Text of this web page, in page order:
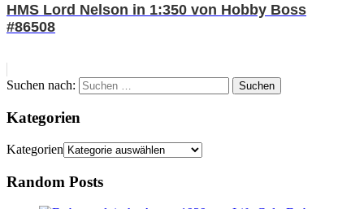
HMS Lord Nelson in 1:350 von Hobby Boss
#86508
Suchen nach: Suchen
Kategorien
Kategorien
Random Posts